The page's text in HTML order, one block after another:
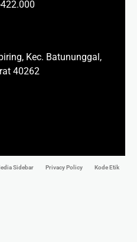
Kec. Batununggal,
40262
Sidebar Privacy Policy Kode Etik